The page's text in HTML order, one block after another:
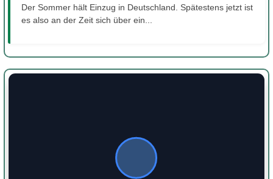
Der Sommer hält Einzug in Deutschland. Spätestens jetzt ist
es also an der Zeit sich über ein...